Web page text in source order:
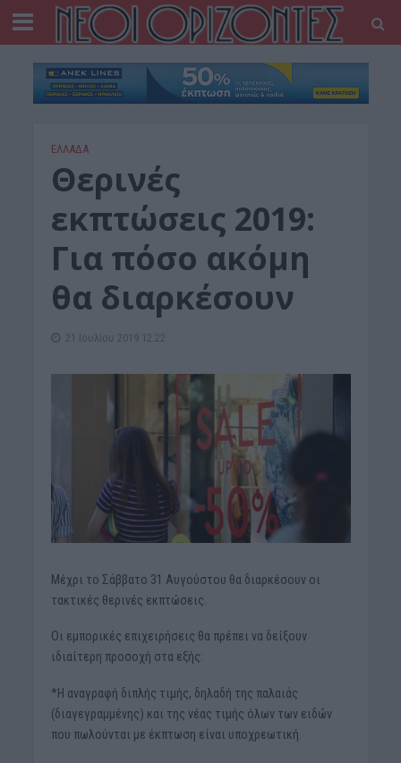
ΕΛΛΑΔΑ
Θερινές
εκπτώσεις 2019:
Για πόσο ακόμη
θα διαρκέσουν
21 Ιουλίου 2019 12:22
Μέχρι το Σάββατο 31 Αυγούστου θα διαρκέσουν οι
τακτικές θερινές εκπτώσεις.
Oι εμπορικές επιχειρήσεις θα πρέπει να δείξουν
ιδιαίτερη προσοχή στα εξής:
*Η αναγραφή διπλής τιμής, δηλαδή της παλαιάς
(διαγεγραμμένης) και της νέας τιμής όλων των ειδών
που πωλούνται με έκπτωση είναι υποχρεωτική.